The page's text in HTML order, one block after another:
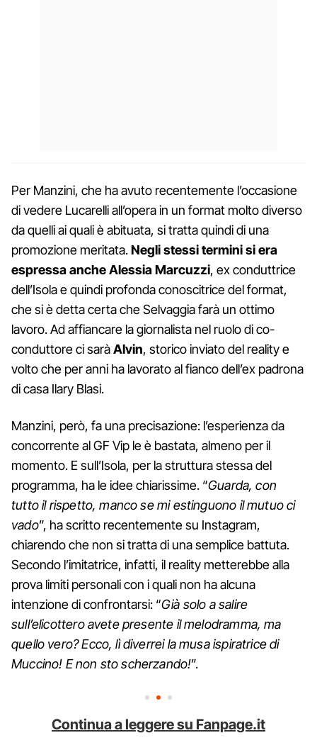
Per Manzini, che ha avuto recentemente l’occasione
di vedere Lucarelli all’opera in un format molto diverso
da quelli ai quali è abituata, si tratta quindi di una
promozione meritata.Negli stessi termini si era
espressa anche Alessia Marcuzzi, ex conduttrice
dell’Isola e quindi profonda conoscitrice del format,
che si è detta certa che Selvaggia farà un ottimo
lavoro. Ad affiancare la giornalista nel ruolo di co-
conduttore ci saràAlvin, storico inviato del reality e
volto che per anni ha lavorato al fianco dell’ex padrona
di casa Ilary Blasi.
Manzini, però, fa una precisazione: l’esperienza da
concorrente al GF Vip le è bastata, almeno per il
momento. E sull’Isola, per la struttura stessa del
programma, ha le idee chiarissime. “Guarda, con
tutto il rispetto, manco se mi estinguono il mutuo ci
vado”, ha scritto recentemente su Instagram,
chiarendo che non si tratta di una semplice battuta.
Secondo l’imitatrice, infatti, il reality metterebbe alla
prova limiti personali con i quali non ha alcuna
intenzione di confrontarsi: “Già solo a salire
sull’elicottero avete presente il melodramma, ma
quello vero? Ecco, lì diverrei la musa ispiratrice di
Muccino! E non sto scherzando!”.
Continua a leggere su Fanpage.it